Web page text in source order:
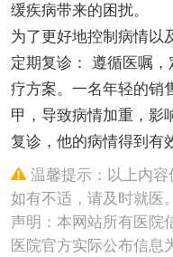
缓疾病带来的困扰。
为了更好地控制病情以
定期复诊： 遵循医嘱
疗方案。一名年轻的销
甲，导致病情加重，影
复诊，他的病情得到有
温馨提示：以上内容
如有不适，请及时就医。
声明：本网站所有医院
医院官方实际公布信息